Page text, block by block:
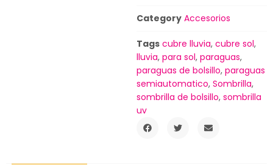
Category Accesorios
Tags cubre lluvia, cubre sol,
lluvia, para sol, paraguas,
paraguas de bolsillo, paraguas
semiautomatico, Sombrilla,
sombrilla de bolsillo, sombrilla
uv